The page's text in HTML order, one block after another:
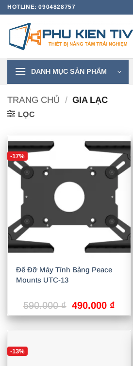
Bỏ
nội
dung
HOTLINE: 0904828757
DANH MỤC SẢN PHẨM
TRANG CHỦ / GIA LẠC
LỌC
-17%
Đế Đỡ Máy Tính Bảng Peace
Mounts UTC-13
590.000₫ Giá
gốc
là:
490.000 ₫Giá
hiện
tại
-13%